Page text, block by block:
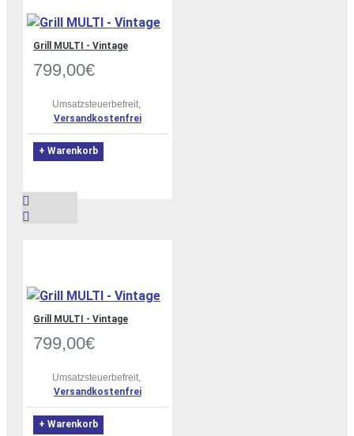
Grill MULTI - Vintage
799,00€
Umsatzsteuerbefreit,
Versandkostenfrei
+ Warenkorb
Grill MULTI - Vintage
799,00€
Umsatzsteuerbefreit,
Versandkostenfrei
+ Warenkorb